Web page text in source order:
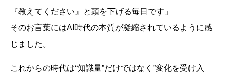
『教えてください』と頭を下げる毎日です」
そのお言葉にはAI時代の本質が凝縮されているように感
じました。
これからの時代は“知識量”だけではなく”変化を受け入